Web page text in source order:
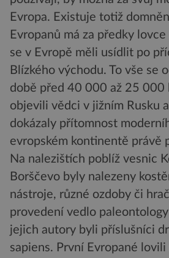
Evropa. Existuje totiž
Evropanů má za předky
se v Evropě měli usídlit po
Blízkého východu. To vše se
době před 40 000 až 25 000
objevili vědci v jižním Rusku
dokázaly přítomnost
evropském kontinentě právě
Na nalezištích poblíž vesnic
Borščevo byly nalezeny
nástroje, různé ozdoby či
provedení vedlo
jejich autory byli příslušníci
sapiens. První Evropané lovili